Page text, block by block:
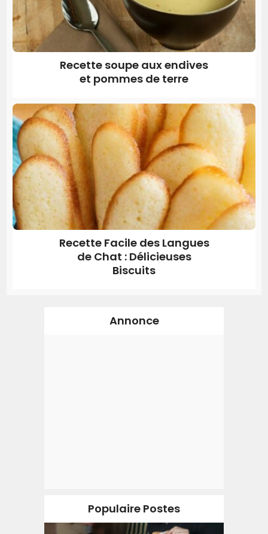
Recette soupe aux endives
et pommes de terre
Recette Facile des Langues
de Chat : Délicieuses
Biscuits
Annonce
Populaire Postes